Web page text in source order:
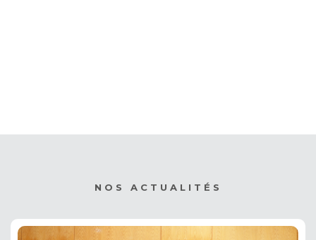
NOS ACTUALITÉS